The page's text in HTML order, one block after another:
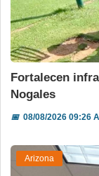
Fortalecen
Nogales
📅08/08/2026 09:26
Arizona